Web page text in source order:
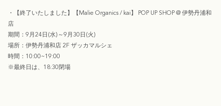
・【終了いたしました】【Malie Organics / kai】 POP UP SHOP @ 伊勢丹浦和
店
期間：9月24日(水)～9月30日(火)
場所：伊勢丹浦和店 2F ザッカマルシェ
時間：10:00~19:00
※最終日は、 18:30閉場